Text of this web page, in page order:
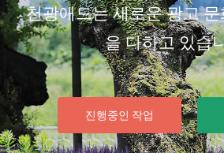
천광애드는 새로운 광고
을 다하고 있습
진행중인 작업